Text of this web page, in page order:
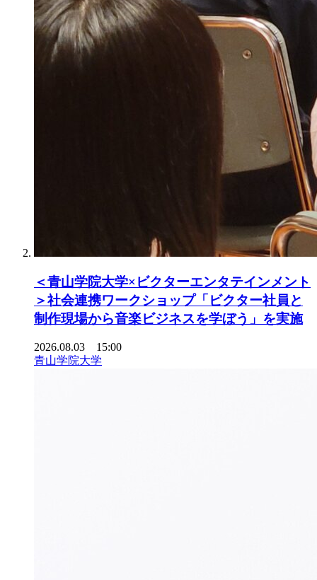
＜青山学院大学×ビクターエンタテインメント
＞社会連携ワークショップ「ビクター社員と
制作現場から音楽ビジネスを学ぼう」を実施
2026.08.03 15:00
青山学院大学